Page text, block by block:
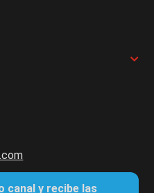
canal y recibe las